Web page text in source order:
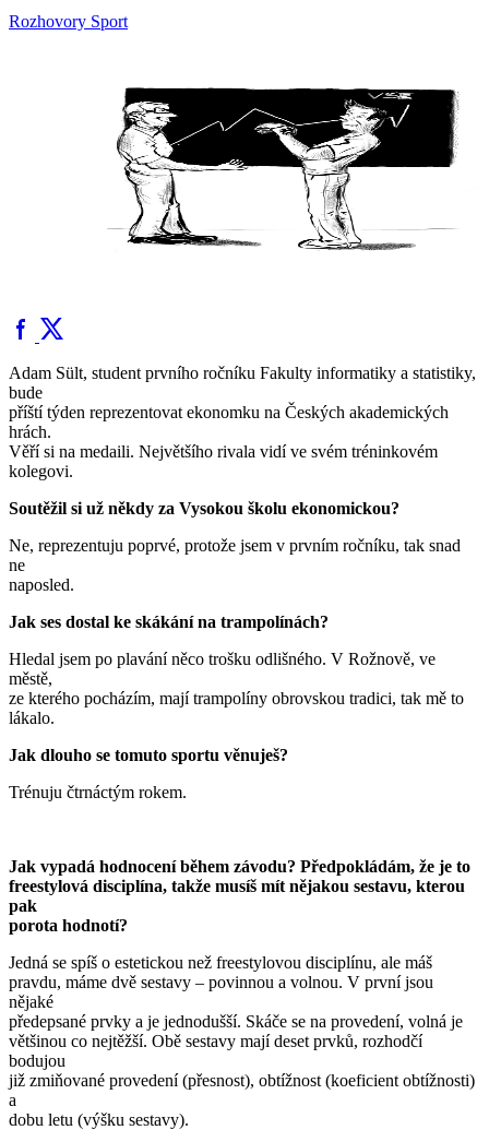
Rozhovory Sport
Adam Sült, student prvního ročníku Fakulty informatiky a statistiky,
bude
příští týden reprezentovat ekonomku na Českých akademických
hrách.
Věří si na medaili. Největšího rivala vidí ve svém tréninkovém
kolegovi.
Soutěžil si už někdy za Vysokou školu ekonomickou?
Ne, reprezentuju poprvé, protože jsem v prvním ročníku, tak snad
ne
naposled.
Jak ses dostal ke skákání na trampolínách?
Hledal jsem po plavání něco trošku odlišného. V Rožnově, ve
městě,
ze kterého pocházím, mají trampolíny obrovskou tradici, tak mě to
lákalo.
Jak dlouho se tomuto sportu věnuješ?
Trénuju čtrnáctým rokem.
Jak vypadá hodnocení během závodu? Předpokládám, že je to
freestylová disciplína, takže musíš mít nějakou sestavu, kterou
pak
porota hodnotí?
Jedná se spíš o estetickou než freestylovou disciplínu, ale máš
pravdu, máme dvě sestavy – povinnou a volnou. V první jsou
nějaké
předepsané prvky a je jednodušší. Skáče se na provedení, volná je
většinou co nejtěžší. Obě sestavy mají deset prvků, rozhodčí
bodujou
již zmiňované provedení (přesnost), obtížnost (koeficient obtížnosti)
a
dobu letu (výšku sestavy).